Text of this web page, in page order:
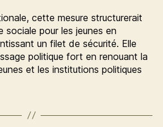
cette mesure structurerait
sociale pour les jeunes en
un filet de sécurité. Elle
politique fort en renouant la
et les institutions politiques